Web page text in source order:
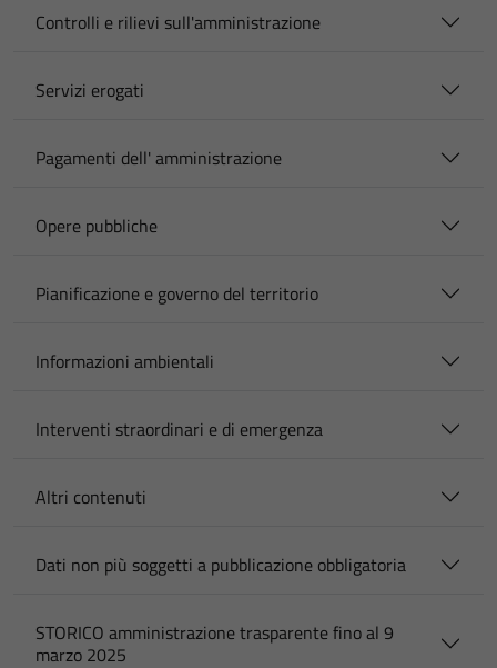
Controlli e rilievi sull'amministrazione
Servizi erogati
Pagamenti dell' amministrazione
Opere pubbliche
Pianificazione e governo del territorio
Informazioni ambientali
Interventi straordinari e di emergenza
Altri contenuti
Dati non più soggetti a pubblicazione obbligatoria
STORICO amministrazione trasparente fino al 9
marzo 2025